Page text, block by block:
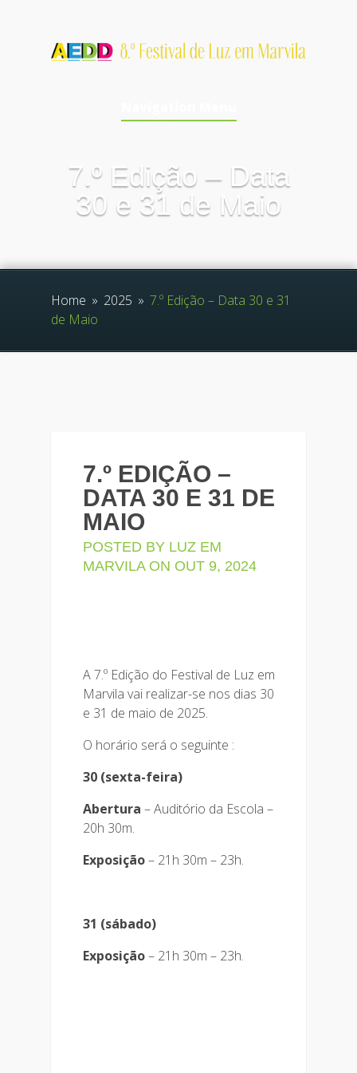
7.º Edição – Data
30 e 31 de Maio
Home » 2025 » 7.º Edição – Data 30 e 31
de Maio
7.º EDIÇÃO –
DATA 30 E 31 DE
MAIO
POSTED BY LUZ EM
MARVILAON OUT 9, 2024
A 7.º Edição do Festival de Luz em
Marvila vai realizar-se nos dias 30
e 31 de maio de 2025.
O horário será o seguinte :
30 (sexta-feira)
Abertura – Auditório da Escola –
20h 30m.
Exposição– 21h 30m – 23h.
31 (sábado)
Exposição– 21h 30m – 23h.